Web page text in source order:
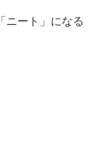
ニート」になる